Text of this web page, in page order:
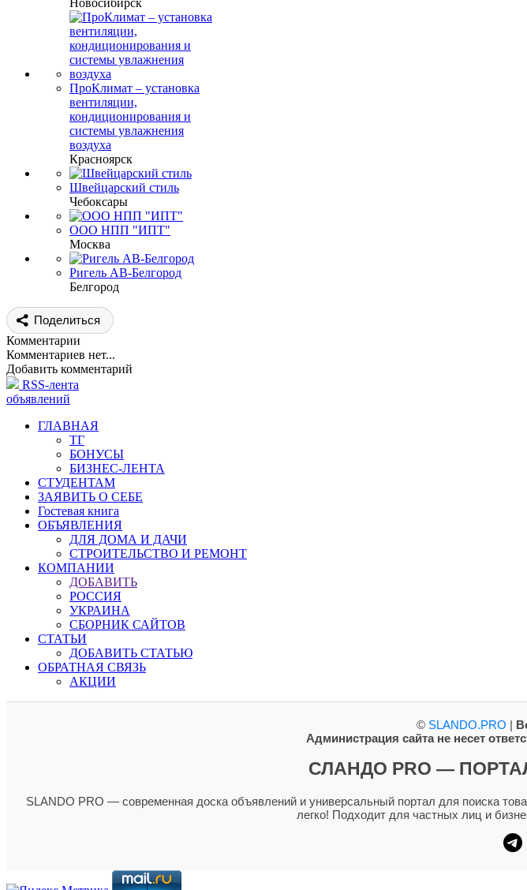
ПроКлимат – установка
вентиляции,
кондиционирования и
системы увлажнения
воздуха
Красноярск
Швейцарский стиль
Чебоксары
ООО НПП "ИПТ"
Москва
Ригель АВ-Белгород
Белгород
Поделиться
Комментарии
Комментариев нет...
Добавить комментарий
RSS-лента
объявлений
ГЛАВНАЯ
ТГ
БОНУСЫ
БИЗНЕС-ЛЕНТА
СТУДЕНТАМ
ЗАЯВИТЬ О СЕБЕ
Гостевая книга
ОБЪЯВЛЕНИЯ
ДЛЯ ДОМА И ДАЧИ
СТРОИТЕЛЬСТВО И РЕМОНТ
КОМПАНИИ
ДОБАВИТЬ
РОССИЯ
УКРАИНА
СБОРНИК САЙТОВ
СТАТЬИ
ДОБАВИТЬ СТАТЬЮ
ОБРАТНАЯ СВЯЗЬ
АКЦИИ
© SLANDO.PRO |
Администрация сайта не несет
СЛАНДО PRO —
SLANDO PRO — современная доска объявлений и универсальный портал для поиска
легко! Подходит для частных лиц и